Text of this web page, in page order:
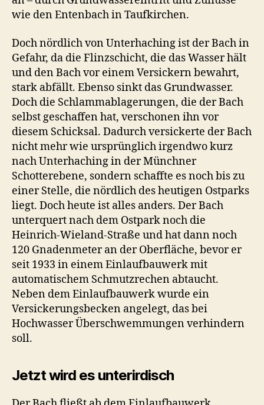
wie den Entenbach in Taufkirchen.
Doch nördlich von Unterhaching ist der Bach in
Gefahr, da die Flinzschicht, die das Wasser hält
und den Bach vor einem Versickern bewahrt,
stark abfällt. Ebenso sinkt das Grundwasser.
Doch die Schlammablagerungen, die der Bach
selbst geschaffen hat, verschonen ihn vor
diesem Schicksal. Dadurch versickerte der Bach
nicht mehr wie ursprünglich irgendwo kurz
nach Unterhaching in der Münchner
Schotterebene, sondern schaffte es noch bis zu
einer Stelle, die nördlich des heutigen Ostparks
liegt. Doch heute ist alles anders. Der Bach
unterquert nach dem Ostpark noch die
Heinrich-Wieland-Straße und hat dann noch
120 Gnadenmeter an der Oberfläche, bevor er
seit 1933 in einem Einlaufbauwerk mit
automatischem Schmutzrechen abtaucht.
Neben dem Einlaufbauwerk wurde ein
Versickerungsbecken angelegt, das bei
Hochwasser Überschwemmungen verhindern
soll.
Jetzt wird es unterirdisch